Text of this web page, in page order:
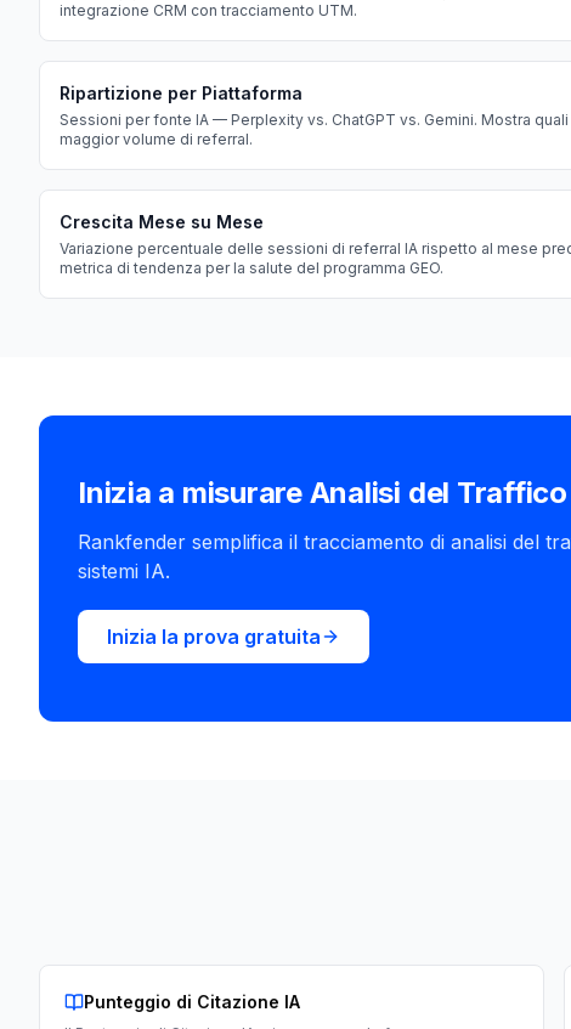
integrazione CRM con tracciamento UTM.
Ripartizione per Piattaforma
Sessioni per fonte IA — Perplexity vs. ChatGPT vs. Gemini. Mostra
maggior volume di referral.
Crescita Mese su Mese
Variazione percentuale delle sessioni di referral IA rispetto al mese
metrica di tendenza per la salute del programma GEO.
Inizia a misurare Analisi del
Rankfender semplifica il tracciamento di analisi del
sistemi IA.
Inizia la prova gratuita
Punteggio di Citazione IA